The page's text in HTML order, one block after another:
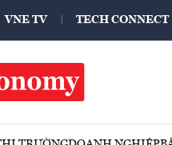
VNE TV TECH CONNECT